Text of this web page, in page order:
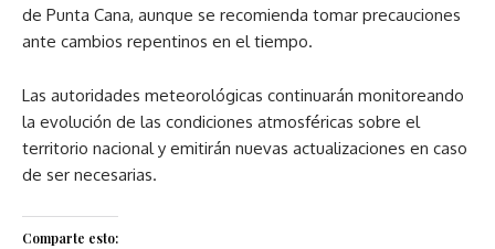
de Punta Cana, aunque se recomienda tomar precauciones
ante cambios repentinos en el tiempo.
Las autoridades meteorológicas continuarán monitoreando
la evolución de las condiciones atmosféricas sobre el
territorio nacional y emitirán nuevas actualizaciones en caso
de ser necesarias.
Comparte esto: